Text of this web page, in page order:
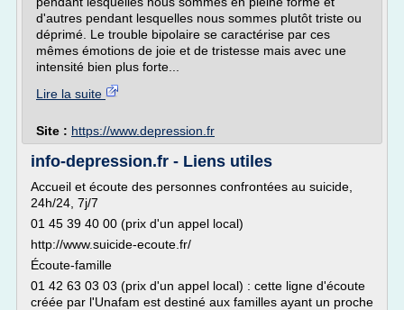
d'autres pendant lesquelles nous sommes plutôt triste ou
déprimé. Le trouble bipolaire se caractérise par ces
mêmes émotions de joie et de tristesse mais avec une
intensité bien plus forte...
Lire la suite
Site : https://www.depression.fr
info-depression.fr - Liens utiles
Accueil et écoute des personnes confrontées au suicide,
24h/24, 7j/7
01 45 39 40 00 (prix d'un appel local)
http://www.suicide-ecoute.fr/
Écoute-famille
01 42 63 03 03 (prix d'un appel local) : cette ligne d'écoute
créée par l'Unafam est destiné aux familles ayant un proche